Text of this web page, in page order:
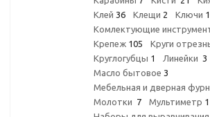
Клей 36 Клещи 2 Ключи
Комлектующие
Крепеж 105 Круги
Круглогубцы 1 Линейки 3
Масло бытовое 3
Мебельная и дверная
Молотки 7 Мультиметр 1